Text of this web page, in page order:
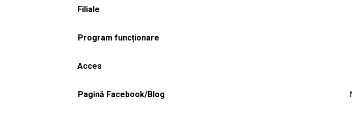
Filiale
Program funcționare
Acces
Pagină Facebook/Blog